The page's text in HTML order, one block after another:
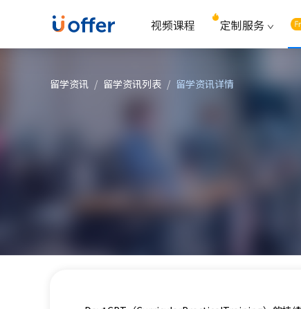
视频课程 定制服务
留学资讯 / 留学资讯列表 / 留学资讯详情